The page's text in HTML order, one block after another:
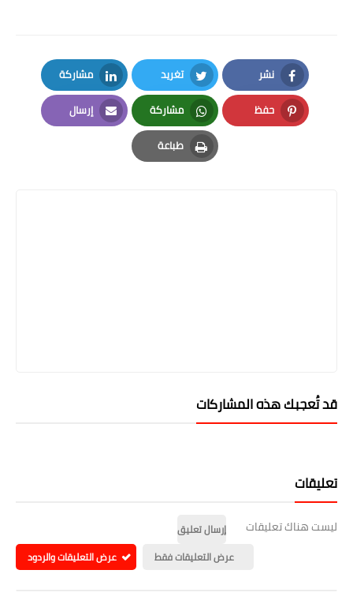
نشر
Facebook
تغريد
Twitter
مشاركة
LinkedIn
حفظ
Pinterest
مشاركة
Whatsapp
إرسال
Email
طباعة
Print
قد تُعجبك هذه المشاركات
تعليقات
ليست هناك تعليقات
إرسال تعليق
عرض التعليقات فقط
عرض التعليقات والردود